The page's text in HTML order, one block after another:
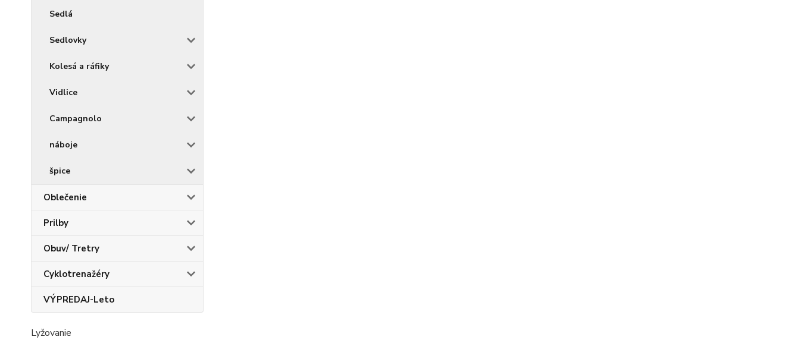
Sedlá
Sedlovky
Kolesá a ráfiky
Vidlice
Campagnolo
náboje
špice
Oblečenie
Prilby
Obuv/ Tretry
Cyklotrenažéry
VÝPREDAJ-Leto
Lyžovanie